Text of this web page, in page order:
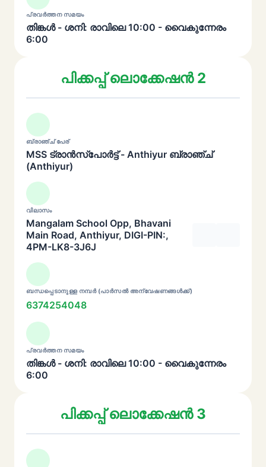
പ്രവർത്തന സമയം
തിങ്കൾ - ശനി: രാവിലെ 10:00 - വൈകുന്നേരം
6:00
പിക്കപ്പ് ലൊക്കേഷൻ 2
ബ്രാഞ്ച് പേര്
MSS ട്രാൻസ്പോർട്ട് - Anthiyur ബ്രാഞ്ച്
(Anthiyur)
വിലാസം
Mangalam School Opp, Bhavani
Main Road, Anthiyur, DIGI-PIN:,
4PM-LK8-3J6J
ബന്ധപ്പെടാനുള്ള നമ്പർ (പാർസൽ അന്വേഷണങ്ങൾക്ക്)
6374254048
പ്രവർത്തന സമയം
തിങ്കൾ - ശനി: രാവിലെ 10:00 - വൈകുന്നേരം
6:00
പിക്കപ്പ് ലൊക്കേഷൻ 3